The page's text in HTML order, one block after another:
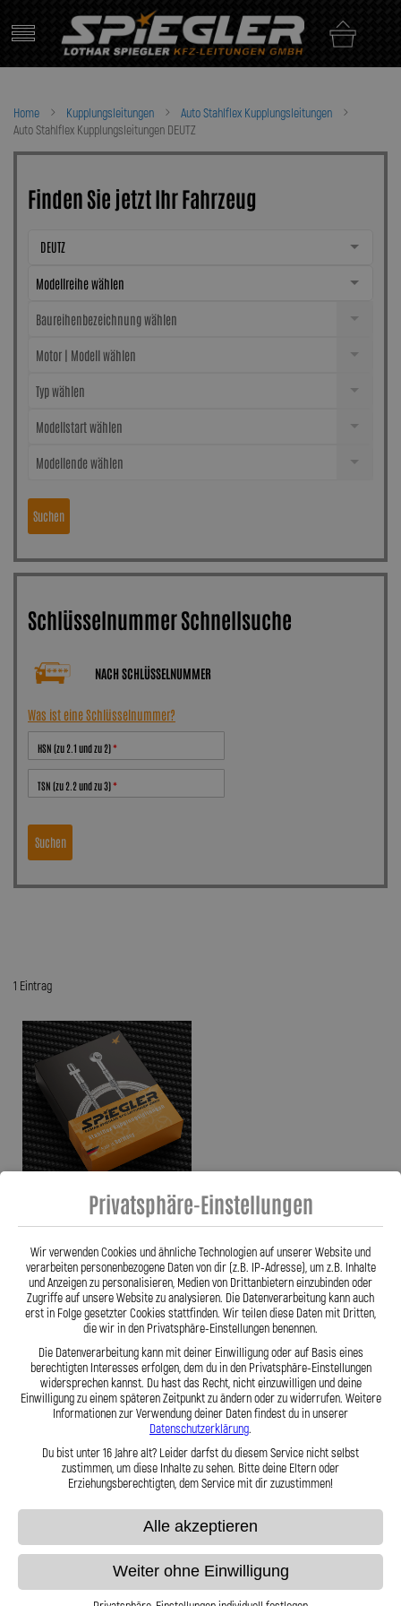
content
Home Kupplungsleitungen
Auto Stahlflex Kupplungsleitungen
Auto Stahlflex Kupplungsleitungen DEUTZ
Finden Sie jetzt Ihr Fahrzeug
DEUTZ
Modellreihe wählen
Baureihenbezeichnung wählen
Motor | Modell wählen
Typ wählen
Modellstart wählen
Modellende wählen
Suchen
Schlüsselnummer Schnellsuche
NACH SCHLÜSSELNUMMER
Was ist eine Schlüsselnummer?
HSN (zu 2.1 und zu 2)
TSN (zu 2.2 und zu 3)
Suchen
1 Eintrag
Stahlflex Kupplungsleitung für: DEUTZ
59,95 €
Anzeigen
Privatsphäre-Einstellungen
Wir verwenden Cookies und ähnliche Technologien auf unserer Website und
verarbeiten personenbezogene Daten von dir (z.B. IP-Adresse), um z.B. Inhalte
und Anzeigen zu personalisieren, Medien von Drittanbietern einzubinden oder
Zugriffe auf unsere Website zu analysieren. Die Datenverarbeitung kann auch
erst in Folge gesetzter Cookies stattfinden. Wir teilen diese Daten mit Dritten,
die wir in den Privatsphäre-Einstellungen benennen.
Die Datenverarbeitung kann mit deiner Einwilligung oder auf Basis eines
berechtigten Interesses erfolgen, dem du in den Privatsphäre-Einstellungen
widersprechen kannst. Du hast das Recht, nicht einzuwilligen und deine
Einwilligung zu einem späteren Zeitpunkt zu ändern oder zu widerrufen. Weitere
Informationen zur Verwendung deiner Daten findest du in unserer
Datenschutzerklärung.
Du bist unter 16 Jahre alt? Leider darfst du diesem Service nicht selbst
zustimmen, um diese Inhalte zu sehen. Bitte deine Eltern oder
Erziehungsberechtigten, dem Service mit dir zuzustimmen!
Alle akzeptieren
Weiter ohne Einwilligung